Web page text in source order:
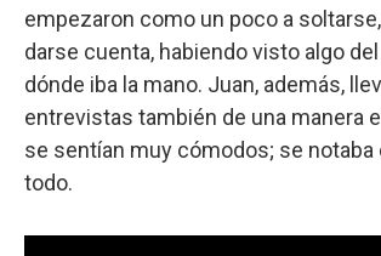
empezaron como un poco a
darse cuenta, habiendo visto algo
dónde iba la mano. Juan, además,
entrevistas también de una manera
se sentían muy cómodos; se notaba
todo.